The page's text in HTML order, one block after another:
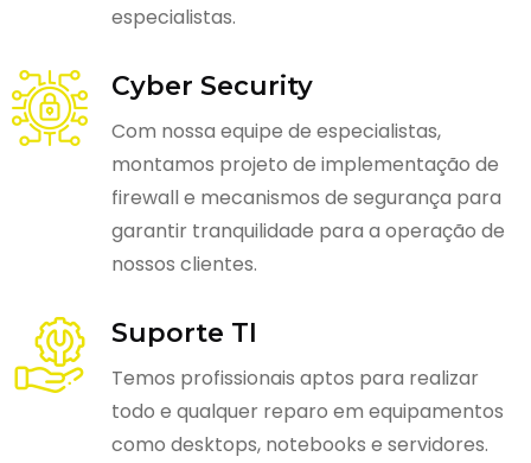
especialistas.
Cyber Security
Com nossa equipe de especialistas,
montamos projeto de implementação de
firewall e mecanismos de segurança para
garantir tranquilidade para a operação de
nossos clientes.
Suporte TI
Temos profissionais aptos para realizar
todo e qualquer reparo em equipamentos
como desktops, notebooks e servidores.